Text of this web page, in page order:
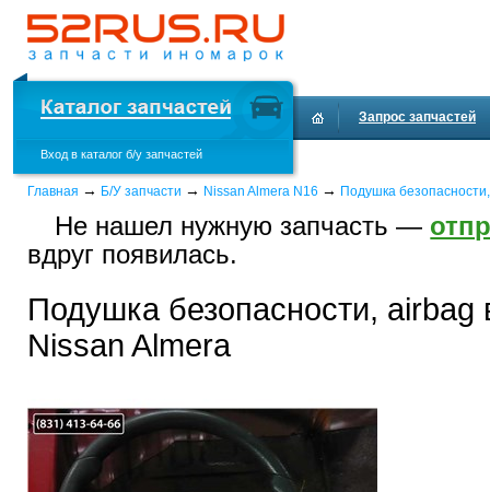
Вход в каталог б/у запчастей
Запрос запчастей
Главная → Б/У запчасти → Nissan Almera N16 → Подушка
Не нашел нужную запчасть —
вдруг появилась.
Подушка безопасности, airbag
Nissan Almera